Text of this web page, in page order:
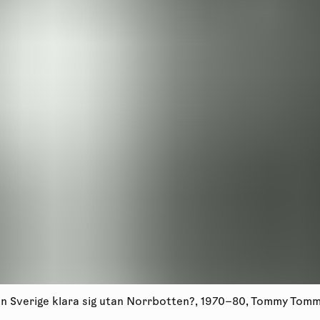
Sverige klara sig utan Norrbotten?, 1970–80, Tommy